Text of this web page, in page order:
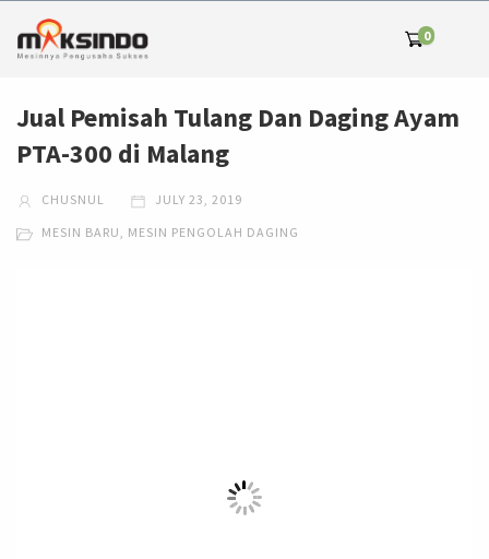
0
Jual Pemisah Tulang Dan Daging Ayam
PTA-300 di Malang
CHUSNUL JULY 23, 2019
MESIN BARU, MESIN PENGOLAH DAGING